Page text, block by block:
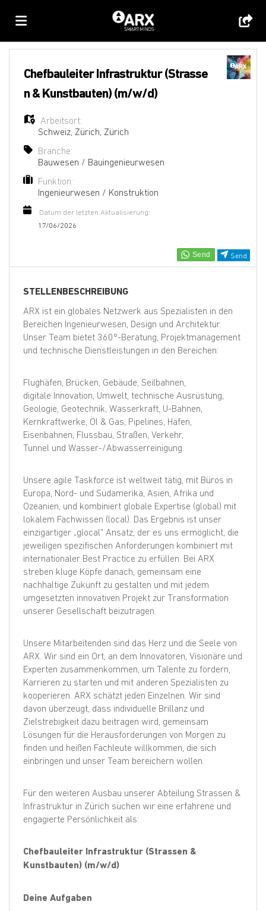
hochladen
Anmelden
Sprache
EN
FR
IT
DE
ES
Send
Chefbauleiter Infrastruktur (Strasse
n & Kunstbauten) (m/w/d)
Arbeitsort:
Schweiz Zürich Zürich
Branche:
Bauwesen / Bauingenieurwesen
Funktion:
Ingenieurwesen / Konstruktion
Datum der letzten Aktualisierung:
17/06/2026
STELLENBESCHREIBUNG
ARX ist ein globales Netzwerk aus Spezialisten in den
Bereichen Ingenieurwesen, Design und Architektur.
Unser Team bietet 360°-Beratung, Projektmanagement
und technische Dienstleistungen in den Bereichen:
Flughäfen, Brücken, Gebäude, Seilbahnen,
digitale Innovation, Umwelt, technische Ausrüstung,
Geologie, Geotechnik, Wasserkraft, U-Bahnen,
Kernkraftwerke, Öl & Gas, Pipelines, Häfen,
Eisenbahnen, Flussbau, Straßen, Verkehr,
Tunnel und Wasser-/Abwasserreinigung.
Unsere agile Taskforce ist weltweit tätig, mit Büros in
Europa, Nord- und Südamerika, Asien, Afrika und
Ozeanien, und kombiniert globale Expertise (global) mit
lokalem Fachwissen (local). Das Ergebnis ist unser
einzigartiger „glocal" Ansatz, der es uns ermöglicht, die
jeweiligen spezifischen Anforderungen kombiniert mit
internationaler Best Practice zu erfüllen. Bei ARX
streben kluge Köpfe danach, gemeinsam eine
nachhaltige Zukunft zu gestalten und mit jedem
umgesetzten innovativen Projekt zur Transformation
unserer Gesellschaft beizutragen.
Unsere Mitarbeitenden sind das Herz und die Seele von
ARX. Wir sind ein Ort, an dem Innovatoren, Visionäre und
Experten zusammenkommen, um Talente zu fördern,
Karrieren zu starten und mit anderen Spezialisten zu
kooperieren. ARX schätzt jeden Einzelnen. Wir sind
davon überzeugt, dass individuelle Brillanz und
Zielstrebigkeit dazu beitragen wird, gemeinsam
Lösungen für die Herausforderungen von Morgen zu
finden und heißen Fachleute willkommen, die sich
einbringen und unser Team bereichern wollen.
Für den weiteren Ausbau unserer Abteilung Strassen &
Infrastruktur in Zürich suchen wir eine erfahrene und
engagierte Persönlichkeit als:
Chefbauleiter Infrastruktur (Strassen &
Kunstbauten) (m/w/d)
Deine Aufgaben